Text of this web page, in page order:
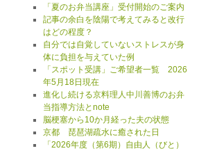
「夏のお弁当講座」受付開始のご案内
記事の余白を陰陽で考えてみると改行
はどの程度？
自分では自覚していないストレスが身
体に負担を与えていた例
「スポット受講」ご希望者一覧 2026
年5月18日現在
進化し続ける京料理人中川善博のお弁
当指導方法とnote
脳梗塞から10か月経った夫の状態
京都 琵琶湖疏水に癒された日
「2026年度（第6期）自由人（びと）